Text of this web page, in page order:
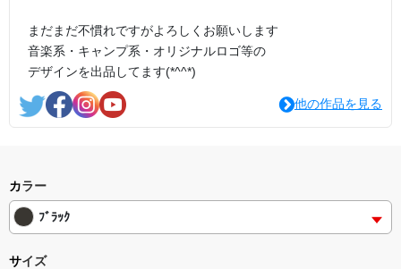
まだまだ不慣れですがよろしくお願いします
音楽系・キャンプ系・オリジナルロゴ等の
デザインを出品してます(*^^*)
他の作品を見る
カラー
ﾌﾞﾗｯｸ
サイズ